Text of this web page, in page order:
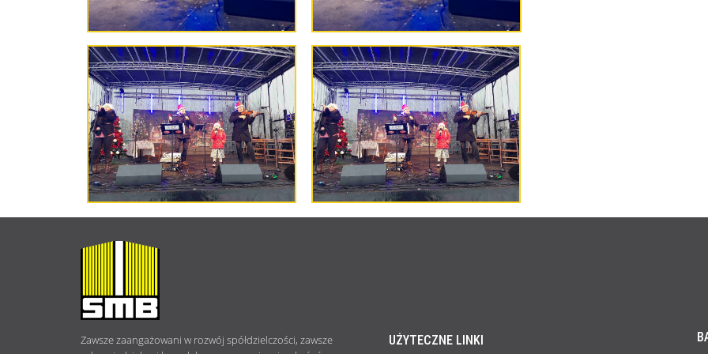
O
Zawsze zaangażowani w rozwój spółdzielczości, zawsze
UŻYTECZNE LINKI